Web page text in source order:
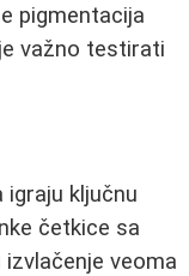
pigmentacija
važno testirati
ključnu
četkice sa
veoma